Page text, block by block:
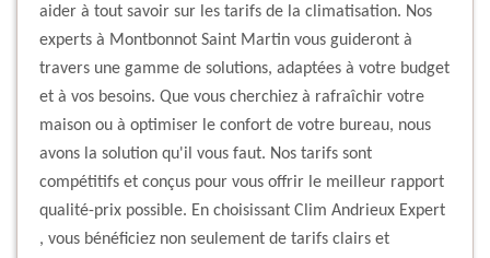
aider à tout savoir sur les tarifs de la climatisation. Nos
experts à Montbonnot Saint Martin vous guideront à
travers une gamme de solutions, adaptées à votre budget
et à vos besoins. Que vous cherchiez à rafraîchir votre
maison ou à optimiser le confort de votre bureau, nous
avons la solution qu'il vous faut. Nos tarifs sont
compétitifs et conçus pour vous offrir le meilleur rapport
qualité-prix possible. En choisissant Clim Andrieux Expert
, vous bénéficiez non seulement de tarifs clairs et